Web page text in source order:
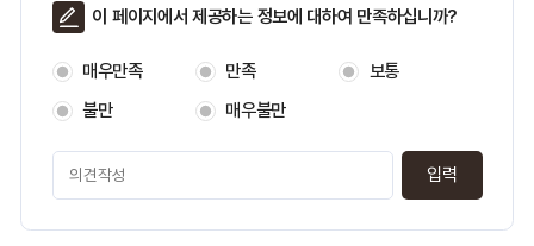
페
이
지
만
족
이 페이지에서 제공하는 정보에 대하여 만족하십니까?
매우만족 만족
보통
불만
매우불만
페
만